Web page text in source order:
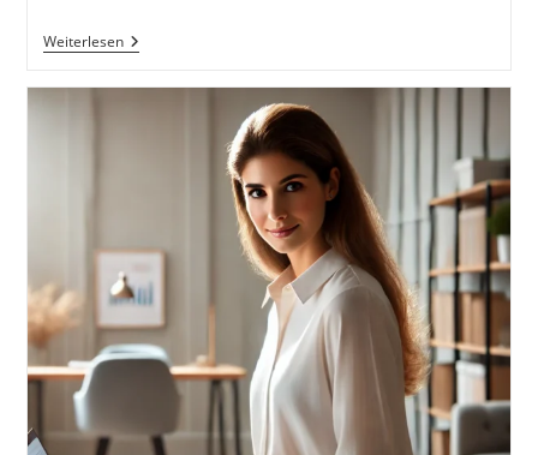
WeiterlesenMarketing
Und
Videos.
Distribution
Auf
Verschiedenen
Kanälen.
Aufbau
Einer
Zuschauerbasis.
Partnerschaften
Sponsoring.